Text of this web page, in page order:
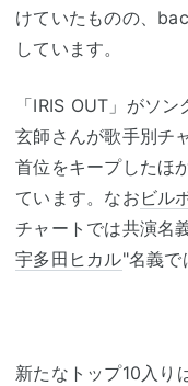
けていたものの、
しています。
「IRIS OUT」がソ
玄師さんが歌手別チ
首位をキープしたほ
ています。なお ビル
チャートでは共演名
宇多田ヒカル"名義で
新たなトップ10入